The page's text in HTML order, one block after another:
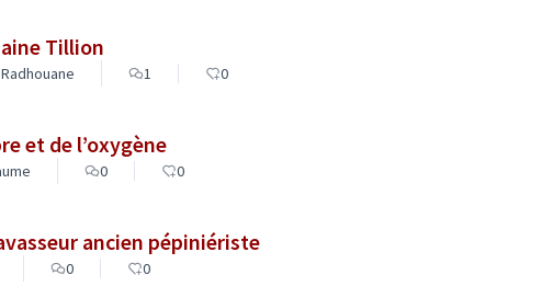
Tillion
1 0
et de l’oxygène
0 0
ancien pépiniériste
0 0